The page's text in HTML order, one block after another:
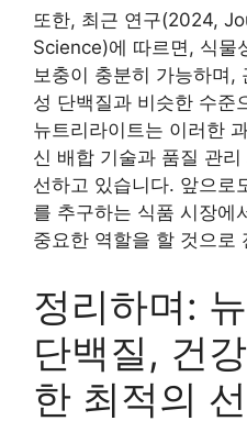
또한, 최근 연구(2024,
Science)에 따르면, 식물
보충이 충분히 가능하며,
성 단백질과 비슷한 수준
뉴트리라이트는 이러한
신 배합 기술과 품질 관
선하고 있습니다. 앞으로
를 추구하는 식품 시장에
중요한 역할을 할 것으로
정리하며:
단백질, 건
한 최적의